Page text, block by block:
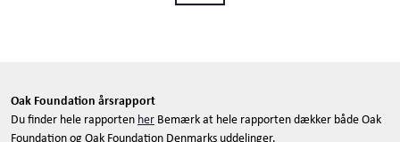
Oak Foundation årsrapport
Du finder hele rapporten her Bemærk at hele rapporten dækker både Oak
Foundation og Oak Foundation Denmarks uddelinger.